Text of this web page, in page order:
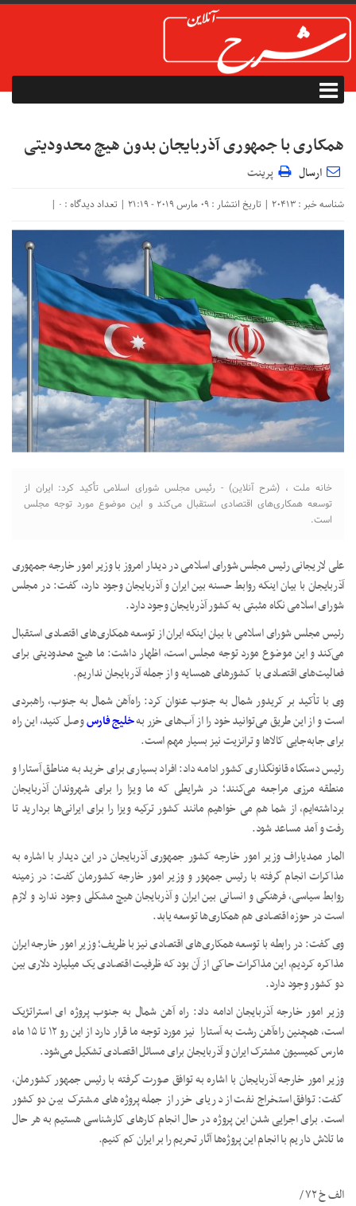
همکاری با جمهوری آذربایجان بدون هیچ محدودیتی
ارسال پرینت
شناسه خبر : 20413 | تاریخ انتشار : 09 مارس 2019 - 21:19 | تعداد دیدگاه : ۰ |
خانه ملت ، (شرح آنلاین) - رئیس مجلس شورای اسلامی تأکید کرد: ایران از
توسعه همکاری‌های اقتصادی استقبال می‌کند و این موضوع مورد توجه مجلس
است.
علی لاریجانی رئیس مجلس شورای اسلامی در دیدار امروز با وزیر امور خارجه جمهوری
آذربایجان با بیان اینکه روابط حسنه بین ایران و آذربایجان وجود دارد، گفت: در مجلس
شورای اسلامی نگاه مثبتی به کشور آذربایجان وجود دارد.
رئیس مجلس شورای اسلامی با بیان اینکه ایران از توسعه همکاری‌های اقتصادی استقبال
می‌کند و این موضوع مورد توجه مجلس است، اظهار داشت: ما هیچ محدودیتی برای
فعالیت‌های اقتصادی با کشورهای همسایه و از جمله آذربایجان نداریم.
وی با تأکید بر کریدور شمال به جنوب عنوان کرد: راه‌آهن شمال به جنوب، راهبردی
است و از این طریق می‌توانید خود را از آب‌های خزر بهخلیج فارسوصل کنید، این راه
برای جابه‌جایی کالاها و ترانزیت نیز بسیار مهم است.
رئیس دستگاه قانونگذاری کشور ادامه داد: افراد بسیاری برای خرید به مناطق آستارا و
منطقه مرزی مراجعه می‌کنند؛ در شرایطی که ما ویزا را برای شهروندان آذربایجان
برداشته‌ایم، از شما هم می خواهیم مانند کشور ترکیه ویزا را برای ایرانی‌ها بردارید تا
رفت و آمد مساعد شود.
المار ممدیاراف وزیر امور خارجه کشور جمهوری آذربایجان در این دیدار با اشاره به
مذاکرات انجام گرفته با رئیس جمهور و وزیر امور خارجه کشورمان گفت: در زمینه
روابط سیاسی، فرهنگی و انسانی بین ایران و آذربایجان هیچ مشکلی وجود ندارد و لازم
است در حوزه اقتصادی هم همکاری‌ها توسعه یابد.
وی گفت: در رابطه با توسعه همکاری‌های اقتصادی نیز با ظریف؛ وزیر امور خارجه ایران
مذاکره کردیم، این مذاکرات حاکی از آن بود که ظرفیت اقتصادی یک میلیارد دلاری بین
دو کشور وجود دارد.
وزیر امور خارجه آذربایجان ادامه داد: راه آهن شمال به جنوب پروژه ای استراتژیک
است، همچنین راه‌آهن رشت به آستارا نیز مورد توجه ما قرار دارد از این رو ۱۲ تا ۱۵ ماه
مارس کمیسیون مشترک ایران و آذربایجان برای مسائل اقتصادی تشکیل می‌شود.
وزیر امور خارجه آذربایجان با اشاره به توافق صورت گرفته با رئیس جمهور کشورمان،
گفت: توافق استخراج نفت از دریای خزر از جمله پروژه‌های مشترک بین دو کشور
است. برای اجرایی شدن این پروژه در حال انجام کارهای کارشناسی هستیم به هر حال
ما تلاش داریم با انجام این پروژه‌ها آثار تحریم را بر ایران کم کنیم.
الف خ ۷۲ /